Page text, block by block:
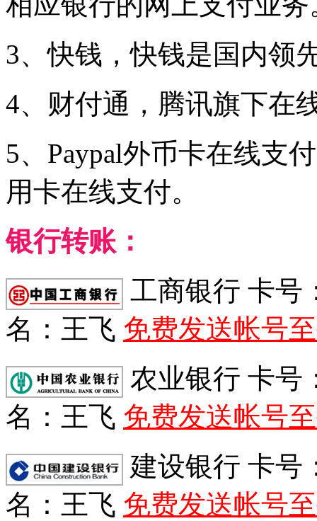
3、快钱，快钱是国内领
4、财付通，腾讯旗下在
5、Paypal外币卡在线支
用卡在线支付。
银行转账：
工商银行 卡号
名：王飞 免费发送帐号
农业银行 卡号
名：王飞 免费发送帐号
建设银行 卡号
名：王飞 免费发送帐号